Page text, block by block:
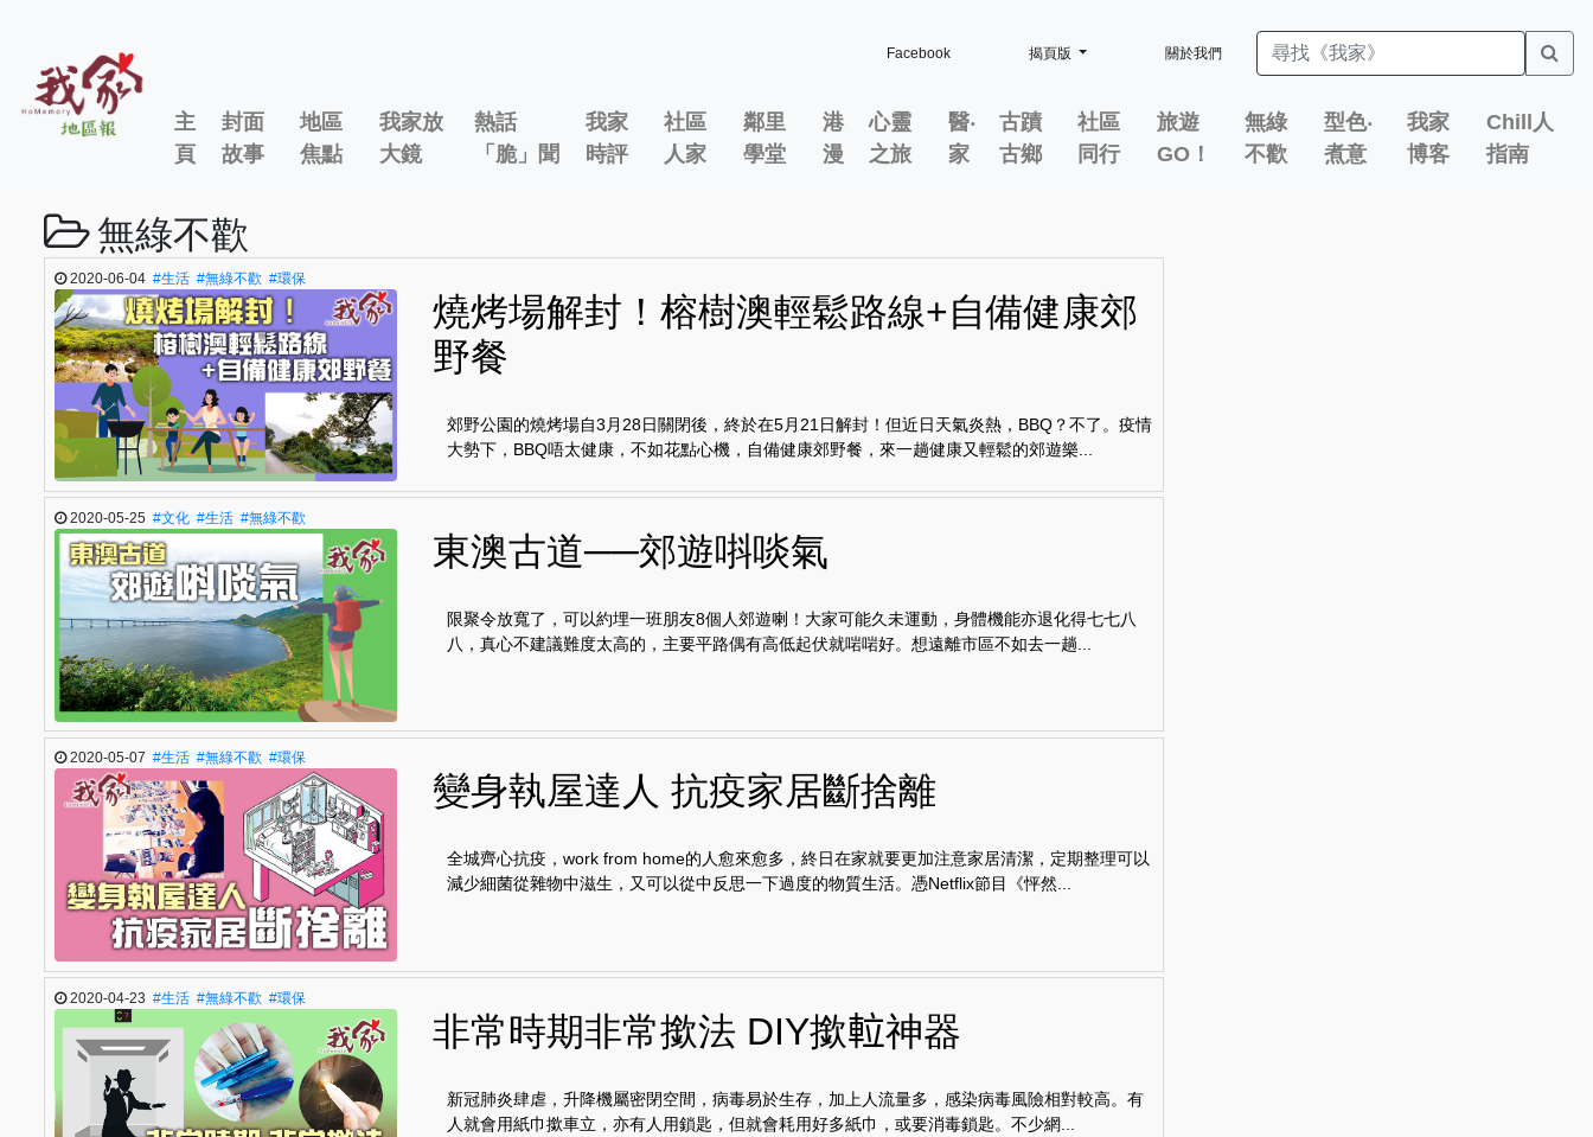
Facebook 揭頁版 關於我們
主
頁
封面
故事
地區
焦點
我家放
大鏡
熱話
「脆」聞
我家
時評
社區
人家
鄰里
學堂
港
漫
心靈
之旅
醫‧
家
古蹟
古鄉
社區
同行
旅遊
GO！
無綠
不歡
型色‧
煮意
我家
博客
Chill人
指南
無綠不歡
2020-06-04 #生活 #無綠不歡 #環保
燒烤場解封！榕樹澳輕鬆路線+自備健康郊
野餐
郊野公園的燒烤場自3月28日關閉後，終於在5月21日解封！但近日天氣炎熱，BBQ？不了。疫情
大勢下，BBQ唔太健康，不如花點心機，自備健康郊野餐，來一趟健康又輕鬆的郊遊樂...
2020-05-25 #文化 #生活 #無綠不歡
東澳古道──郊遊唞啖氣
限聚令放寬了，可以約埋一班朋友8個人郊遊喇！大家可能久未運動，身體機能亦退化得七七八
八，真心不建議難度太高的，主要平路偶有高低起伏就啱啱好。想遠離市區不如去一趟...
2020-05-07 #生活 #無綠不歡 #環保
變身執屋達人 抗疫家居斷捨離
全城齊心抗疫，work from home的人愈來愈多，終日在家就要更加注意家居清潔，定期整理可以
減少細菌從雜物中滋生，又可以從中反思一下過度的物質生活。憑Netflix節目《怦然...
2020-04-23 #生活 #無綠不歡 #環保
非常時期非常撳法 DIY撳𨋢神器
新冠肺炎肆虐，升降機屬密閉空間，病毒易於生存，加上人流量多，感染病毒風險相對較高。有
人就會用紙巾撳車立，亦有人用鎖匙，但就會耗用好多紙巾，或要消毒鎖匙。不少網...